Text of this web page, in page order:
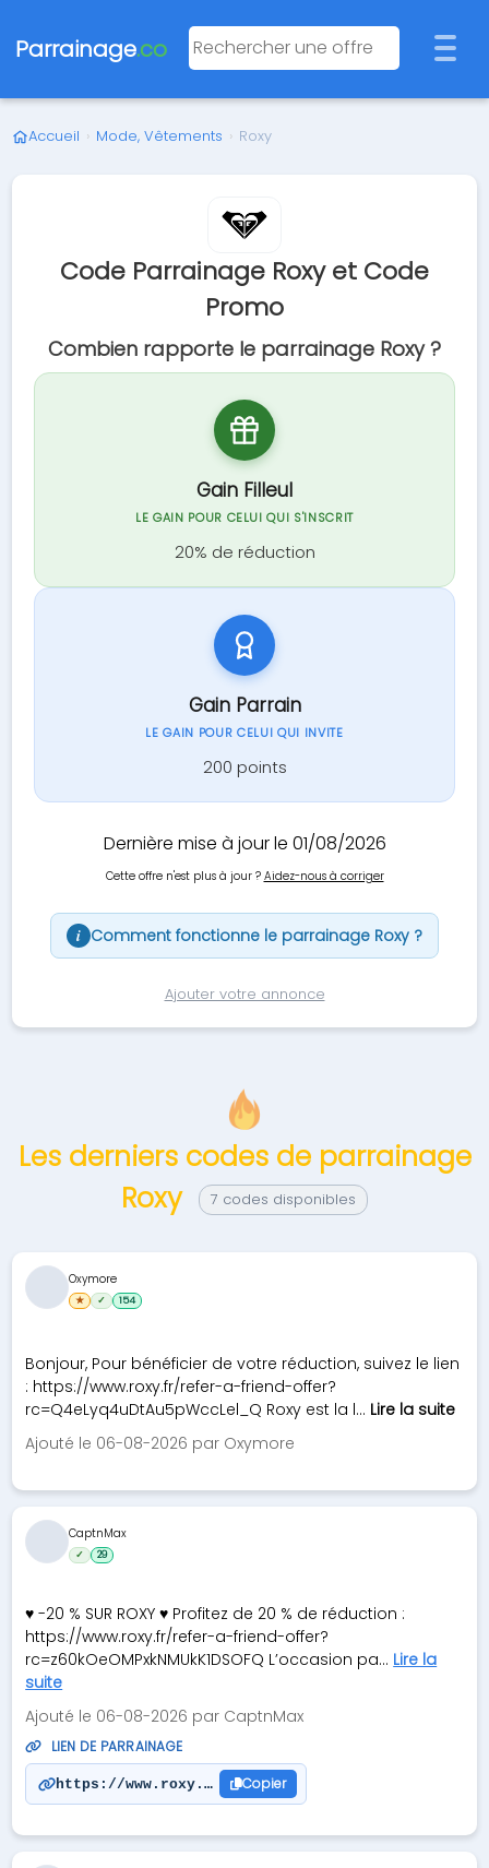
Parrainage.co
Accueil › Mode, Vêtements › Roxy
Code Parrainage Roxy et Code
Promo
Combien rapporte le parrainage Roxy ?
Gain Filleul
LE GAIN POUR CELUI QUI S'INSCRIT
20% de réduction
Gain Parrain
LE GAIN POUR CELUI QUI INVITE
200 points
Dernière mise à jour le 01/08/2026
Cette offre n'est plus à jour ? Aidez-nous à corriger
i Comment fonctionne le parrainage Roxy ?
Ajouter votre annonce
Les derniers codes de parrainage
Roxy
7 codes disponibles
Bonjour, Pour bénéficier de votre réduction, suivez le lien
: https://www.roxy.fr/refer-a-friend-offer?
rc=Q4eLyq4uDtAu5pWccLel_Q Roxy est la l... Lire la suite
Ajouté le 06-08-2026 par Oxymore
Oxymore
★ ✓ 154
♥️ -20 % SUR ROXY ♥️ Profitez de 20 % de réduction :
https://www.roxy.fr/refer-a-friend-offer?
rc=z60kOeOMPxkNMUkK1DSOFQ L’occasion pa... Lire la
suite
Ajouté le 06-08-2026 par CaptnMax
LIEN DE PARRAINAGE
https://www.roxy.fr/refer-a-friend-
Copier
CaptnMax
✓ 29